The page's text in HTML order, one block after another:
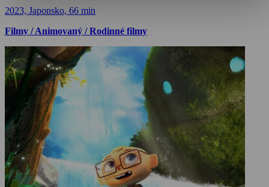
2023, Japonsko, 66 min
Filmy / Animovaný / Rodinné filmy